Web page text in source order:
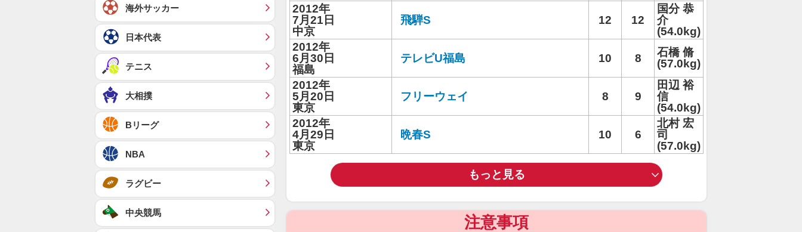
2012年
7月21日
中京
飛騨S 12 12
国分 恭
介
(54.0kg)
2012年
6月30日
福島
テレビU福島 10 8
石橋 脩
(57.0kg)
2012年
5月20日
東京
フリーウェイ 8 9
田辺 裕
信
(54.0kg)
2012年
4月29日
東京
晩春S 10 6
北村 宏
司
(57.0kg)
もっと見る
注意事項
海外サッカー
日本代表
テニス
大相撲
Bリーグ
NBA
ラグビー
中央競馬